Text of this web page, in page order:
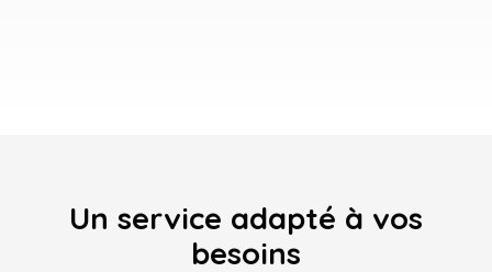
Un service adapté à vos
besoins